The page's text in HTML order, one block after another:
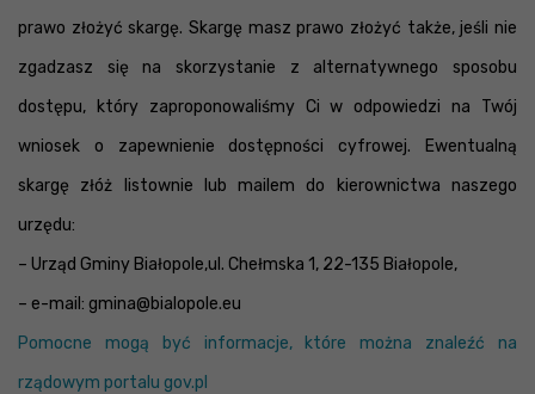
prawo złożyć skargę. Skargę masz prawo złożyć także, jeśli nie
zgadzasz się na skorzystanie z alternatywnego sposobu
dostępu, który zaproponowaliśmy Ci w odpowiedzi na Twój
wniosek o zapewnienie dostępności cyfrowej. Ewentualną
skargę złóż listownie lub mailem do kierownictwa naszego
urzędu:
– Urząd Gminy Białopole,ul. Chełmska 1, 22-135 Białopole,
– e-mail: gmina@bialopole.eu
Pomocne mogą być informacje, które można znaleźć na
rządowym portalu gov.pl